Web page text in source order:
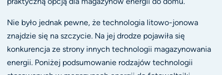
Nie było jednak pewne, że technologia litowo-jonowa
znajdzie się na szczycie. Na jej drodze pojawiła się
konkurencja ze strony innych technologii magazynowania
energii. Poniżej podsumowanie rodzajów technologii